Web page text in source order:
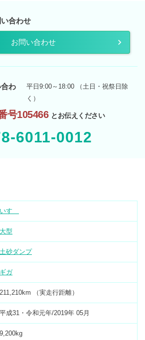
合わせ
お問い合わせ
わ
平日9:00～18:00 （土日・祝祭日除
く）
号105466 とお伝えください
6011-0012
いすゞ
大型
土砂ダンプ
ギガ
211,210km （実走行距離）
平成31・令和元年/2019年 05月
9,200kg